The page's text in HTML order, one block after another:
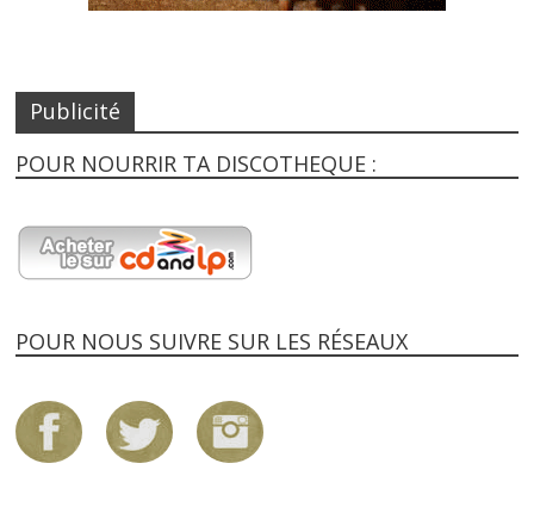
Publicité
POUR NOURRIR TA DISCOTHEQUE :
POUR NOUS SUIVRE SUR LES RÉSEAUX